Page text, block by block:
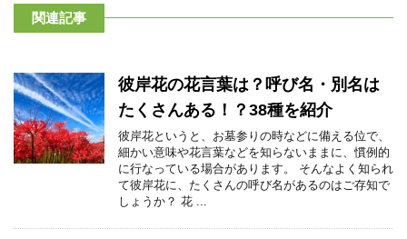
関連記事
彼岸花の花言葉は？呼び名・別名は
たくさんある！？38種を紹介
彼岸花というと、お墓参りの時などに備える位で、
細かい意味や花言葉などを知らないままに、慣例的
に行なっている場合があります。 そんなよく知られ
て彼岸花に、たくさんの呼び名があるのはご存知で
しょうか？ 花 ...